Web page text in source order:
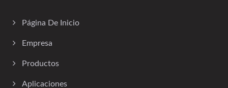
Página De Inicio
Empresa
Productos
Aplicaciones